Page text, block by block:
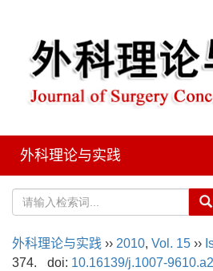
外科理论与实践
外科理论与实践 ›› 2010, Vol. 15 ››
374.
doi: 10.16139/j.1007-